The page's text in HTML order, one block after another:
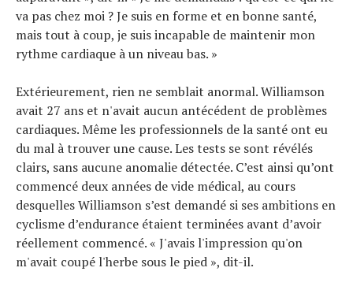
va pas chez moi ? Je suis en forme et en bonne santé,
mais tout à coup, je suis incapable de maintenir mon
rythme cardiaque à un niveau bas. »
Extérieurement, rien ne semblait anormal. Williamson
avait 27 ans et n'avait aucun antécédent de problèmes
cardiaques. Même les professionnels de la santé ont eu
du mal à trouver une cause. Les tests se sont révélés
clairs, sans aucune anomalie détectée. C’est ainsi qu’ont
commencé deux années de vide médical, au cours
desquelles Williamson s’est demandé si ses ambitions en
cyclisme d’endurance étaient terminées avant d’avoir
réellement commencé. « J'avais l'impression qu'on
m'avait coupé l'herbe sous le pied », dit-il.
Actualités
Technologies
Tests de produits
Conseils
Tendances